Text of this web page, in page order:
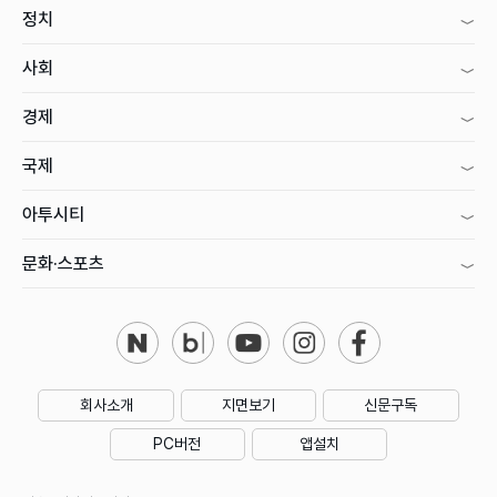
정치
사회
경제
국제
아투시티
문화·스포츠
회사소개 지면보기 신문구독
PC버전 앱설치